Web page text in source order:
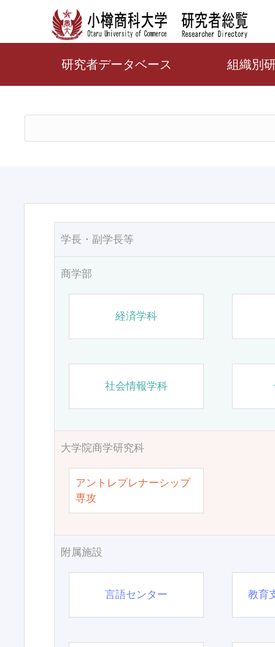
研究者データベース 組織別
学長・副学長等
商学部
経済学科
社会情報学科
大学院商学研究科
アントレプレナーシップ
専攻
附属施設
言語センター 教育